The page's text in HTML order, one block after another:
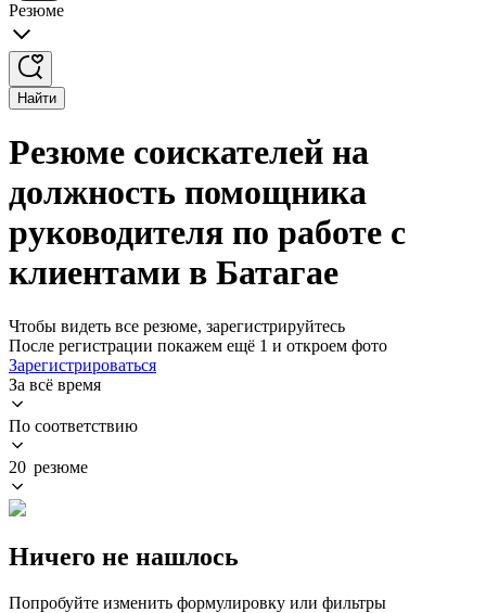
Резюме
Найти
Резюме соискателей на
должность помощника
руководителя по работе с
клиентами в Батагае
Чтобы видеть все резюме, зарегистрируйтесь
После регистрации покажем ещё 1 и откроем фото
Зарегистрироваться
За всё время
По соответствию
20 резюме
Ничего не нашлось
Попробуйте изменить формулировку или фильтры